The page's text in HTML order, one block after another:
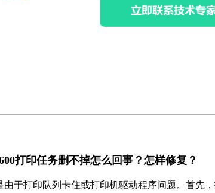
打印任务删不掉怎么回事？怎样修复？
于打印队列卡住或打印机驱动程序问题。首先